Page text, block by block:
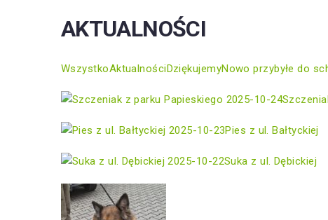
AKTUALNOŚCI
WszystkoAktualnościDziękujemyNowo przybyłe do
2025-10-24
2025-10-23Pies z ul. Bałtyckiej
2025-10-22Suka z ul. Dębickiej